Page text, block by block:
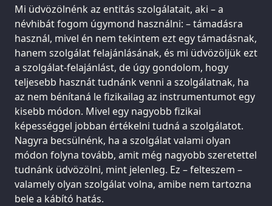
Mi üdvözölnénk az entitás szolgálatait, aki – a
névhibát fogom úgymond használni: – támadásra
használ, mivel én nem tekintem ezt egy támadásnak,
hanem szolgálat felajánlásának, és mi üdvözöljük ezt
a szolgálat-felajánlást, de úgy gondolom, hogy
teljesebb hasznát tudnánk venni a szolgálatnak, ha
az nem bénítaná le fizikailag az instrumentumot egy
kisebb módon. Mivel egy nagyobb fizikai
képességgel jobban értékelni tudná a szolgálatot.
Nagyra becsülnénk, ha a szolgálat valami olyan
módon folyna tovább, amit még nagyobb szeretettel
tudnánk üdvözölni, mint jelenleg. Ez – felteszem –
valamely olyan szolgálat volna, amibe nem tartozna
bele a kábító hatás.